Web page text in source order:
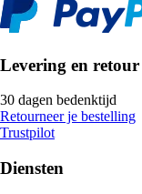
Levering en retour
30 dagen bedenktijd
Retourneer je bestelling
Trustpilot
Diensten